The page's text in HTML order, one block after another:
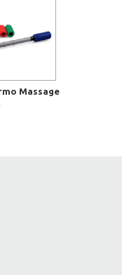
Massage